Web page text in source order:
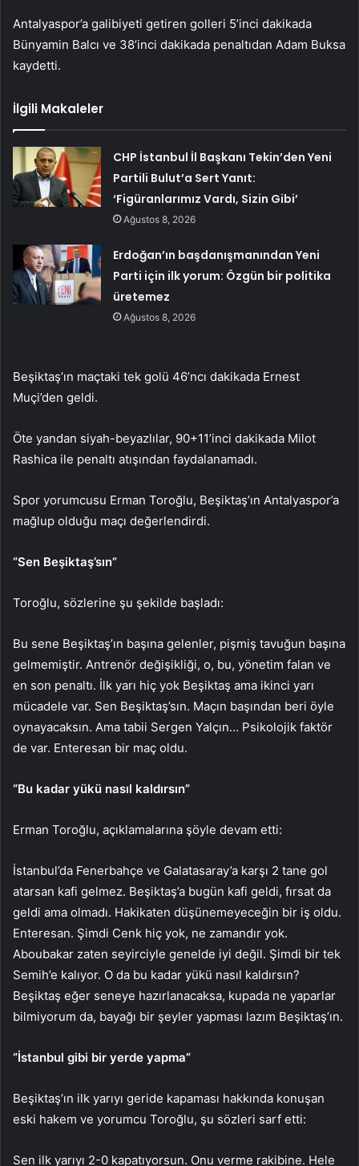
Antalyaspor’a galibiyeti getiren golleri 5’inci dakikada
Bünyamin Balcı ve 38’inci dakikada penaltıdan Adam Buksa
kaydetti.
İlgili Makaleler
CHP İstanbul İl Başkanı Tekin’den Yeni
Partili Bulut’a Sert Yanıt:
‘Figüranlarımız Vardı, Sizin Gibi’
Ağustos 8, 2026
Erdoğan’ın başdanışmanından Yeni
Parti için ilk yorum: Özgün bir politika
üretemez
Ağustos 8, 2026
Beşiktaş’ın maçtaki tek golü 46’ncı dakikada Ernest
Muçi’den geldi.
Öte yandan siyah-beyazlılar, 90+11’inci dakikada Milot
Rashica ile penaltı atışından faydalanamadı.
Spor yorumcusu Erman Toroğlu, Beşiktaş’ın Antalyaspor’a
mağlup olduğu maçı değerlendirdi.
“Sen Beşiktaş’sın”
Toroğlu, sözlerine şu şekilde başladı:
Bu sene Beşiktaş’ın başına gelenler, pişmiş tavuğun başına
gelmemiştir. Antrenör değişikliği, o, bu, yönetim falan ve
en son penaltı. İlk yarı hiç yok Beşiktaş ama ikinci yarı
mücadele var. Sen Beşiktaş’sın. Maçın başından beri öyle
oynayacaksın. Ama tabii Sergen Yalçın… Psikolojik faktör
de var. Enteresan bir maç oldu.
“Bu kadar yükü nasıl kaldırsın”
Erman Toroğlu, açıklamalarına şöyle devam etti:
İstanbul’da Fenerbahçe ve Galatasaray’a karşı 2 tane gol
atarsan kafi gelmez. Beşiktaş’a bugün kafi geldi, fırsat da
geldi ama olmadı. Hakikaten düşünemeyeceğin bir iş oldu.
Enteresan. Şimdi Cenk hiç yok, ne zamandır yok.
Aboubakar zaten seyirciyle genelde iyi değil. Şimdi bir tek
Semih’e kalıyor. O da bu kadar yükü nasıl kaldırsın?
Beşiktaş eğer seneye hazırlanacaksa, kupada ne yaparlar
bilmiyorum da, bayağı bir şeyler yapması lazım Beşiktaş’ın.
“İstanbul gibi bir yerde yapma”
Beşiktaş’ın ilk yarıyı geride kapaması hakkında konuşan
eski hakem ve yorumcu Toroğlu, şu sözleri sarf etti:
Sen ilk yarıyı 2-0 kapatıyorsun. Onu verme rakibine. Hele